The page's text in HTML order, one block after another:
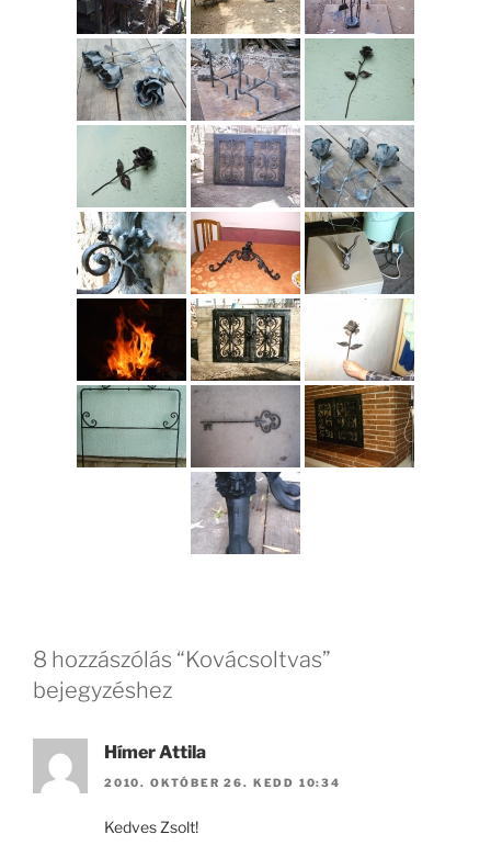
8 hozzászólás “Kovácsoltvas”
bejegyzéshez
Hímer Attila
2010. OKTÓBER 26. KEDD 10:34
Kedves Zsolt!